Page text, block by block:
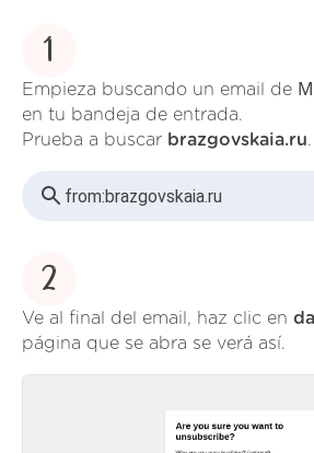
1
Empieza buscando un email de
en tu bandeja de entrada.
Prueba a buscar brazgovskaia.ru.
from:brazgovskaia.ru
2
Ve al final del email, haz clic en
página que se abra se verá así.